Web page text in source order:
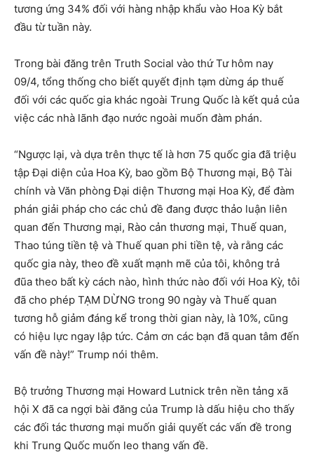
tương ứng 34% đối với hàng nhập khẩu vào Hoa Kỳ bắt
đầu từ tuần này.
Trong bài đăng trên Truth Social vào thứ Tư hôm nay
09/4, tổng thống cho biết quyết định tạm dừng áp thuế
đối với các quốc gia khác ngoài Trung Quốc là kết quả của
việc các nhà lãnh đạo nước ngoài muốn đàm phán.
“Ngược lại, và dựa trên thực tế là hơn 75 quốc gia đã triệu
tập Đại diện của Hoa Kỳ, bao gồm Bộ Thương mại, Bộ Tài
chính và Văn phòng Đại diện Thương mại Hoa Kỳ, để đàm
phán giải pháp cho các chủ đề đang được thảo luận liên
quan đến Thương mại, Rào cản thương mại, Thuế quan,
Thao túng tiền tệ và Thuế quan phi tiền tệ, và rằng các
quốc gia này, theo đề xuất mạnh mẽ của tôi, không trả
đũa theo bất kỳ cách nào, hình thức nào đối với Hoa Kỳ, tôi
đã cho phép TẠM DỪNG trong 90 ngày và Thuế quan
tương hỗ giảm đáng kể trong thời gian này, là 10%, cũng
có hiệu lực ngay lập tức. Cảm ơn các bạn đã quan tâm đến
vấn đề này!” Trump nói thêm.
Bộ trưởng Thương mại Howard Lutnick trên nền tảng xã
hội X đã ca ngợi bài đăng của Trump là dấu hiệu cho thấy
các đối tác thương mại muốn giải quyết các vấn đề trong
khi Trung Quốc muốn leo thang vấn đề.